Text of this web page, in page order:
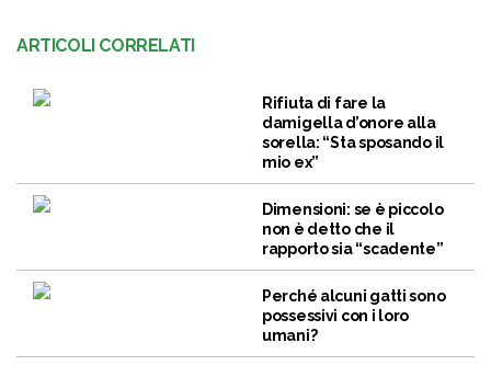
ARTICOLI CORRELATI
Rifiuta di fare la
damigella d’onore alla
sorella: “Sta sposando il
mio ex”
Dimensioni: se è piccolo
non è detto che il
rapporto sia “scadente”
Perché alcuni gatti sono
possessivi con i loro
umani?